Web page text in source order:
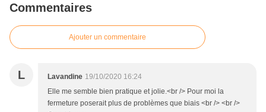
Commentaires
Ajouter un commentaire
L Lavandine 19/10/2020 16:24
Elle me semble bien pratique et jolie.<br /> Pour moi la
fermeture poserait plus de problèmes que biais <br /> <br />